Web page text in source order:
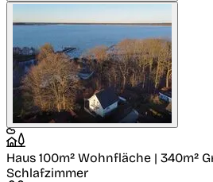
Haus 100m² Wohnfläche | 340m²
Schlafzimmer